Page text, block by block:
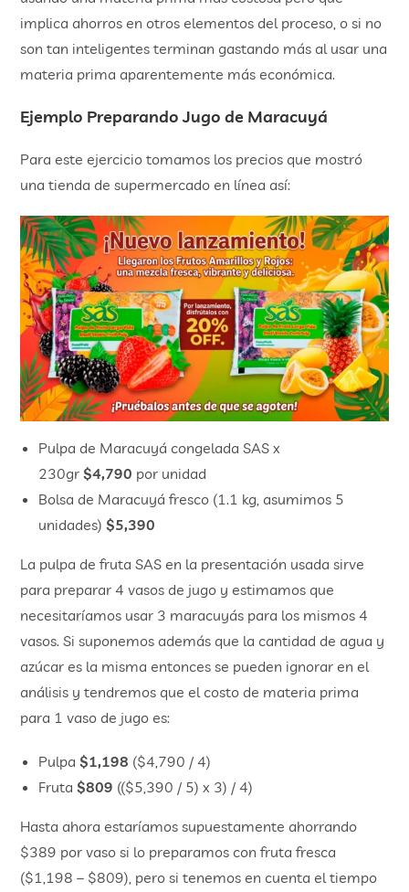
implica ahorros en otros elementos del proceso, o si no
son tan inteligentes terminan gastando más al usar una
materia prima aparentemente más económica.
Ejemplo Preparando Jugo de Maracuyá
Para este ejercicio tomamos los precios que mostró
una tienda de supermercado en línea así:
Pulpa de Maracuyá congelada SAS x
230gr$4,790 por unidad
Bolsa de Maracuyá fresco (1.1 kg, asumimos 5
unidades)$5,390
La pulpa de fruta SAS en la presentación usada sirve
para preparar 4 vasos de jugo y estimamos que
necesitaríamos usar 3 maracuyás para los mismos 4
vasos. Si suponemos además que la cantidad de agua y
azúcar es la misma entonces se pueden ignorar en el
análisis y tendremos que el costo de materia prima
para 1 vaso de jugo es:
Pulpa$1,198 ($4,790 / 4)
Fruta$809 (($5,390 / 5) x 3) / 4)
Hasta ahora estaríamos supuestamente ahorrando
$389 por vaso si lo preparamos con fruta fresca
($1,198 – $809), pero si tenemos en cuenta el tiempo